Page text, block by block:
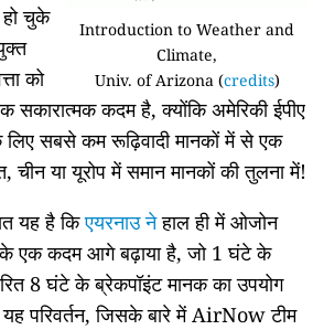
Introduction to Weather and
Climate,
Univ. of Arizona (credits)
चुके
को
सकारात्मक कदम है, क्योंकि अमेरिकी ईपीए
सबसे कम रूढ़िवादी मानकों में से एक
चीन या यूरोप में समान मानकों की तुलना में!
यह है किएयरनाउ नेहाल ही में ओजोन
एक कदम आगे बढ़ाया है, जो 1 घंटे के
8 घंटे के ब्रेकपॉइंट मानक का उपयोग
परिवर्तन, जिसके बारे में AirNow टीम